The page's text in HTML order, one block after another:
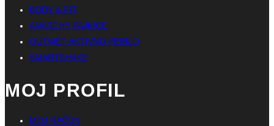
BODY & FIT
ANARCHY PAJKICE
OUTWET AKTIVNO PERILO
SMARTSHAKE
MOJ PROFIL
MOJ RAČUN